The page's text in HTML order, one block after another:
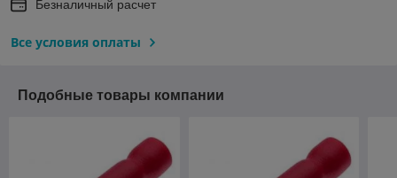
Безналичный расчет
Все условия оплаты
Подобные товары компании